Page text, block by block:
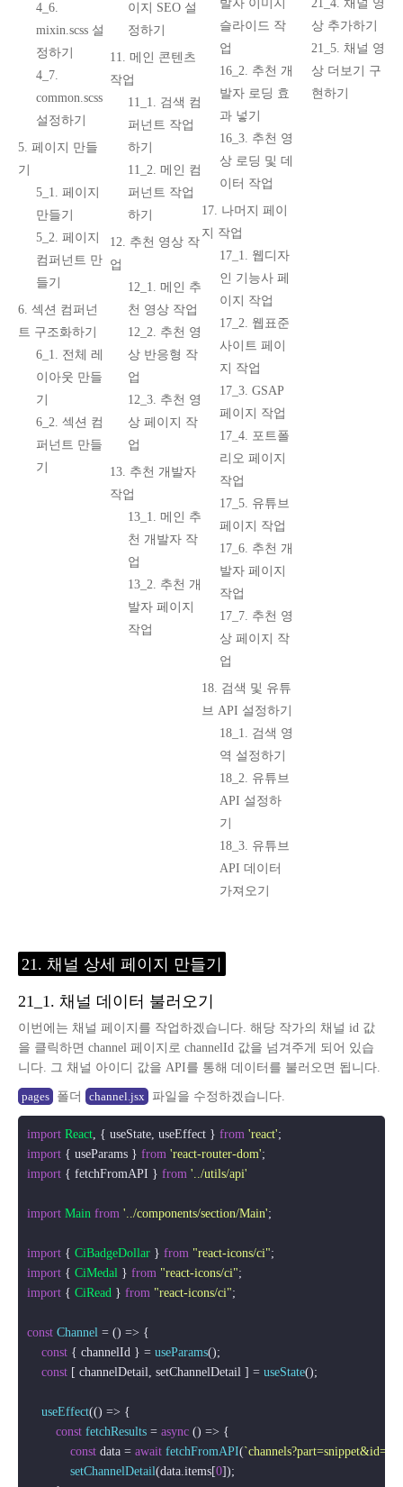
4_6.
mixin.scss 설
정하기
4_7.
common.scss
설정하기
5. 페이지 만들
기
5_1. 페이지
만들기
5_2. 페이지
컴퍼넌트 만
들기
6. 섹션 컴퍼넌
트 구조화하기
6_1. 전체 레
이아웃 만들
기
6_2. 섹션 컴
퍼넌트 만들
기
이지 SEO 설
정하기
11. 메인 콘텐츠
작업
11_1. 검색 컴
퍼넌트 작업
하기
11_2. 메인 컴
퍼넌트 작업
하기
12. 추천 영상 작
업
12_1. 메인 추
천 영상 작업
12_2. 추천 영
상 반응형 작
업
12_3. 추천 영
상 페이지 작
업
13. 추천 개발자
작업
13_1. 메인 추
천 개발자 작
업
13_2. 추천 개
발자 페이지
작업
발자 이미지
슬라이드 작
업
16_2. 추천 개
발자 로딩 효
과 넣기
16_3. 추천 영
상 로딩 및 데
이터 작업
17. 나머지 페이
지 작업
17_1. 웹디자
인 기능사 페
이지 작업
17_2. 웹표준
사이트 페이
지 작업
17_3. GSAP
페이지 작업
17_4. 포트폴
리오 페이지
작업
17_5. 유튜브
페이지 작업
17_6. 추천 개
발자 페이지
작업
17_7. 추천 영
상 페이지 작
업
18. 검색 및 유튜
브 API 설정하기
18_1. 검색 영
역 설정하기
18_2. 유튜브
API 설정하
기
18_3. 유튜브
API 데이터
가져오기
21_4. 채널 영
상 추가하기
21_5. 채널 영
상 더보기 구
현하기
21. 채널 상세 페이지 만들기
21_1. 채널 데이터 불러오기
이번에는 채널 페이지를 작업하겠습니다. 해당 작가의 채널 id 값
을 클릭하면 channel 페이지로 channelId 값을 넘겨주게 되어 있습
니다. 그 채널 아이디 값을 API를 통해 데이터를 불러오면 됩니다.
pages 폴더 channel.jsx 파일을 수정하겠습니다.
import React, { useState, useEffect } from 'react'
import { useParams } from 'react-router-dom'
import { fetchFromAPI } from '../utils/api'
import Main from '../components/section/Main';
import { CiBadgeDollar } from "react-icons/ci"
import { CiMedal } from "react-icons/ci"
import { CiRead } from "react-icons/ci";
const Channel = () => {
const { channelId } = useParams();
const [ channelDetail, setChannelDetail ] = useState();
useEffect(() => {
const fetchResults = async () => {
const data = await fetchFromAPI(`channels?part=snippet&id=
setChannelDetail(data.items[0]);